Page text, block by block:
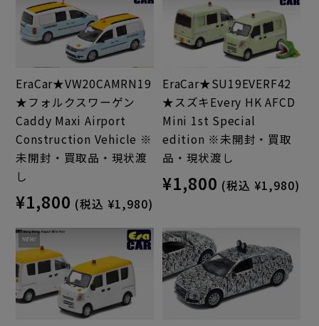
EraCar★VW20CAMRN19
★フォルクスワーゲン
Caddy Maxi Airport
Construction Vehicle ※
未開封・買取品・現状渡
し
¥1,800 (税込 ¥1,980)
EraCar★SU19EVERF42
★スズキEvery HK AFCD
Mini 1st Special
edition ※未開封・買取
品・現状渡し
¥1,800 (税込 ¥1,980)